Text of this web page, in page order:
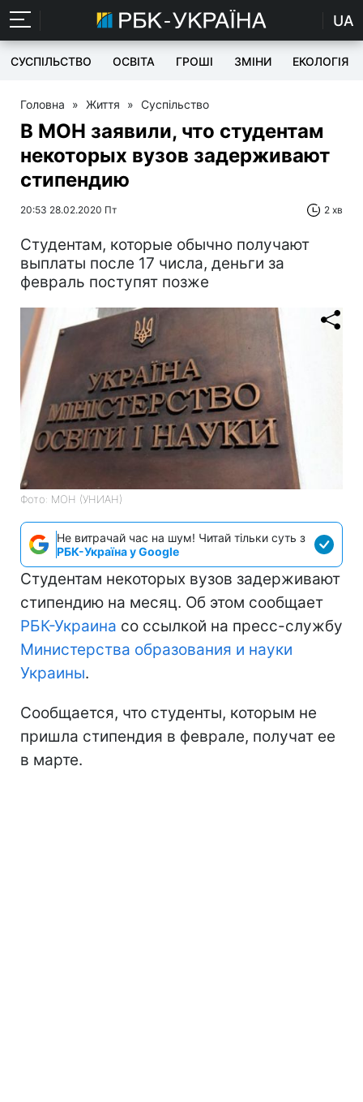
UA
СУСПІЛЬСТВО ОСВІТА ГРОШІ ЗМІНИ ЕКОЛОГІЯ
Головна » Життя » Суспільство
В МОН заявили, что студентам
некоторых вузов задерживают
стипендию
20:53 28.02.2020 Пт 2 хв
Студентам, которые обычно получают
выплаты после 17 числа, деньги за
февраль поступят позже
Фото: МОН (УНИАН)
Не витрачай час на шум! Читай тільки суть з
РБК-Україна у Google
Студентам некоторых вузов задерживают
стипендию на месяц. Об этом сообщает
РБК-Украина со ссылкой на пресс-службу
Министерства образования и науки
Украины.
Сообщается, что студенты, которым не
пришла стипендия в феврале, получат ее
в марте.